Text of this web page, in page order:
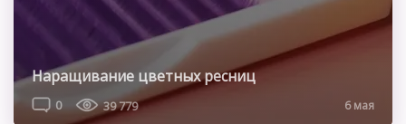
Наращивание цветных ресниц
0 39 779 6 мая